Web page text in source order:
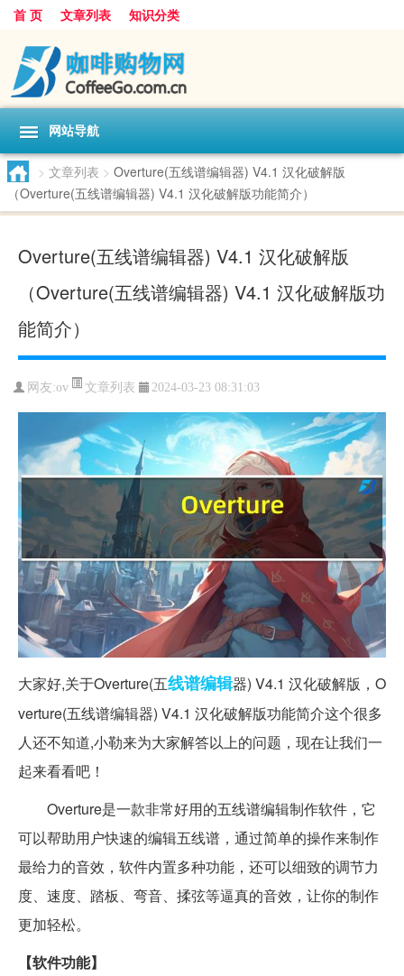
首 页 文章列表 知识分类
网站导航
> 文章列表 > Overture(五线谱编辑器) V4.1 汉化破解版
（Overture(五线谱编辑器) V4.1 汉化破解版功能简介）
Overture(五线谱编辑器) V4.1 汉化破解版
（Overture(五线谱编辑器) V4.1 汉化破解版功
能简介）
网友:ov 文章列表 2024-03-23 08:31:03
大家好,关于Overture(五线谱编辑器) V4.1 汉化破解版，O
verture(五线谱编辑器) V4.1 汉化破解版功能简介这个很多
人还不知道,小勒来为大家解答以上的问题，现在让我们一
起来看看吧！
Overture是一款非常好用的五线谱编辑制作软件，它
可以帮助用户快速的编辑五线谱，通过简单的操作来制作
最给力的音效，软件内置多种功能，还可以细致的调节力
度、速度、踏板、弯音、揉弦等逼真的音效，让你的制作
更加轻松。
【软件功能】